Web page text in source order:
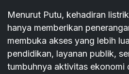
Menurut Putu, kehadiran
hanya memberikan
membuka akses yang lebih
pendidikan, layanan publik,
tumbuhnya aktivitas ekonomi